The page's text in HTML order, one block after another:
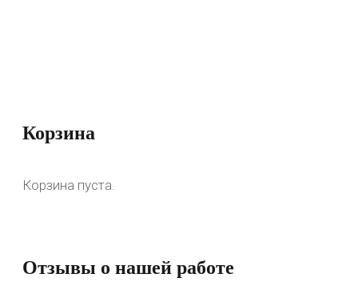
Корзина
Корзина пуста.
Отзывы о нашей работе